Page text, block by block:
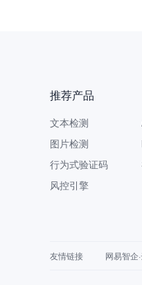
推荐产品
文本检测
图片检测
行为式验证码
风控引擎
友情链接 网易智企